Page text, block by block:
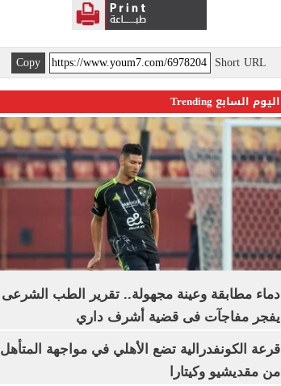
Short URL
Copy
اليوم السابع Trending
دماء مطابقة وعينة مجهولة.. تقرير الطب الشرعى
يفجر مفاجآت فى قضية أشرف داري
قرعة الكونفدرالية تضع الأهلي في مواجهة المتأهل
من مقديشيو وكيتارا